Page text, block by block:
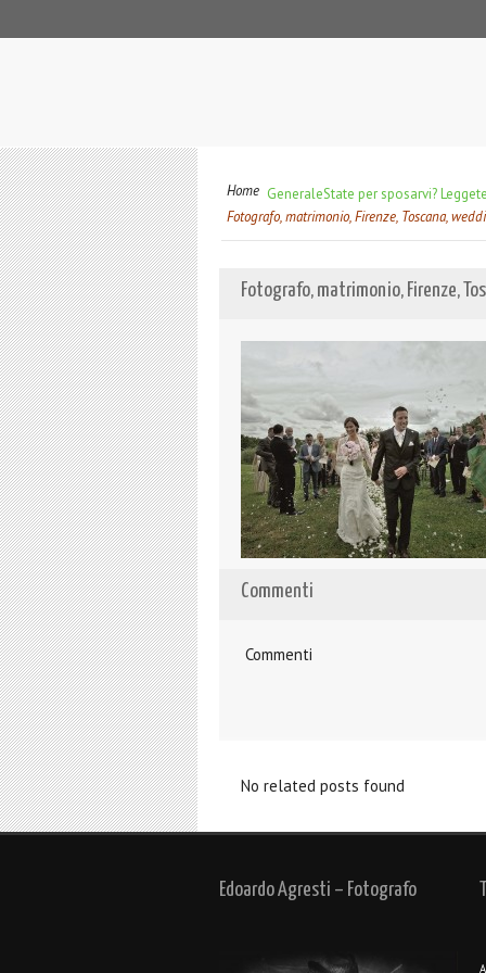
Home GeneraleState per sposarvi?
Fotografo, matrimonio, Firenze, Toscana,
Fotografo, matrimonio, Firenze,
Commenti
Commenti
No related posts found
Edoardo Agresti – Fotografo